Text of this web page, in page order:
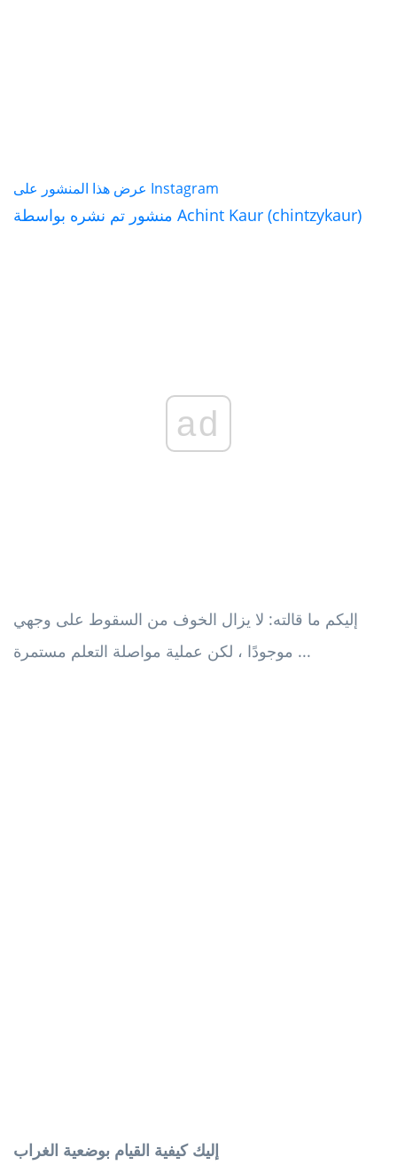
عرض هذا المنشور على Instagram
منشور تم نشره بواسطة Achint Kaur (chintzykaur)
ad
إليكم ما قالته: لا يزال الخوف من السقوط على وجهي
موجودًا ، لكن عملية مواصلة التعلم مستمرة ...
إليك كيفية القيام بوضعية الغراب